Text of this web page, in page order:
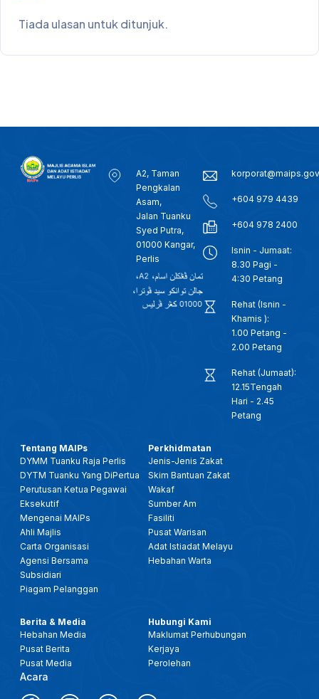
Tiada ulasan untuk ditunjuk.
A2, Taman
Pengkalan
Asam,
Jalan Tuanku
Syed Putra,
01000 Kangar,
Perlis
+604 979 4439
+604 978 2400
Isnin - Jumaat:
8.30 Pagi -
4:30 Petang
Rehat (Isnin -
Khamis ):
1.00 Petang -
2.00 Petang
Rehat (Jumaat):
12.15Tengah
Hari - 2.45
Petang
Tentang MAIPs
DYMM Tuanku Raja Perlis
DYTM Tuanku Yang DiPertua
Perutusan Ketua Pegawai
Eksekutif
Mengenai MAIPs
Ahli Majlis
Carta Organisasi
Agensi Bersama
Subsidiari
Piagam Pelanggan
Perkhidmatan
Jenis-Jenis Zakat
Skim Bantuan Zakat
Wakaf
Sumber Am
Fasiliti
Pusat Warisan
Adat Istiadat Melayu
Hebahan Warta
Berita & Media
Hebahan Media
Pusat Berita
Pusat Media
Acara
Hubungi Kami
Maklumat Perhubungan
Kerjaya
Perolehan